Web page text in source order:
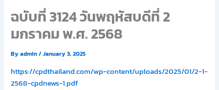
ฉบับที่ 3124 วันพฤหัสบดีที่ 2
มกราคม พ.ศ. 2568
Byadmin/January 3, 2025
https://cpdthailand.com/wp-content/uploads/2025/01/2-1-
2568-cpdnews-1.pdf